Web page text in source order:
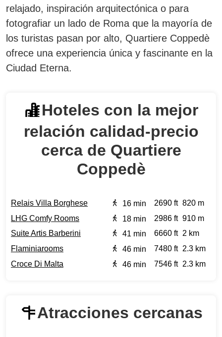
relajado, inspiración arquitectónica o para
fotografiar un lado de Roma que la mayoría de
los turistas pasan por alto, Quartiere Coppedè
ofrece una experiencia única y fascinante en la
Ciudad Eterna.
Hoteles con la mejor
relación calidad‑precio
cerca de Quartiere
Coppedè
Relais Villa Borghese 16 min 2690 ft 820 m
LHG Comfy Rooms
18 min 2986 ft 910 m
Suite Artis Barberini
41 min 6660 ft 2 km
Flaminiarooms
46 min 7480 ft
2.3 km
Croce Di Malta
46 min 7546 ft 2.3 km
Atracciones cercanas